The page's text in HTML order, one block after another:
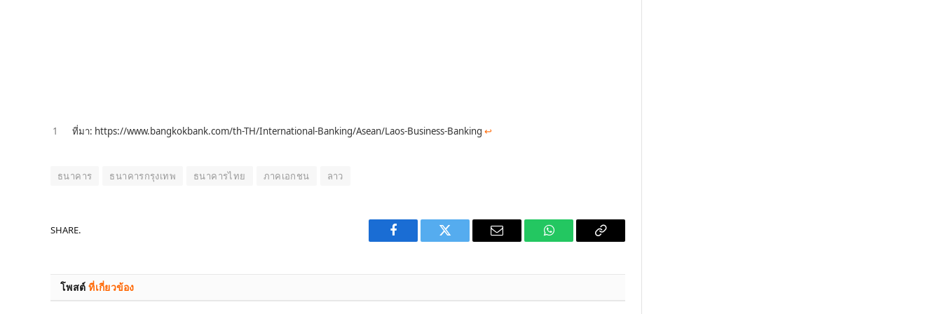
1 ที่มา: https://www.bangkokbank.com/th-TH/International-Banking/Asean/Laos-Business-Banking ↩︎
ธนาคาร ธนาคารกรุงเทพ ธนาคารไทย ภาคเอกชน ลาว
SHARE.
Facebook Twitter Email WhatsAppCopy
โพสต์ที่เกี่ยวข้อง